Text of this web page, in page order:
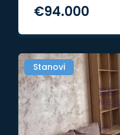
€94.000
Stanovi